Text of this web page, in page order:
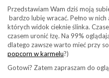
Przedstawiam Wam dziś moją
bardzo lubię wracać. Pełno w
których widok cieknie ślinka.
czasem uronić łzę. Na 99%
dlatego zawsze warto mieć przy
popcorn w karmelu?)
Gotowi? Zatem zapraszam do